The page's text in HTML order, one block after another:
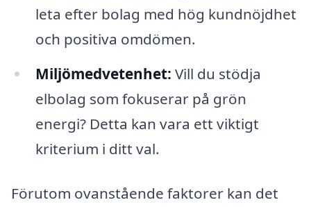
leta efter bolag med hög kundnöjdhet
och positiva omdömen.
Miljömedvetenhet: Vill du stödja
elbolag som fokuserar på grön
energi? Detta kan vara ett viktigt
kriterium i ditt val.
Förutom ovanstående faktorer kan det